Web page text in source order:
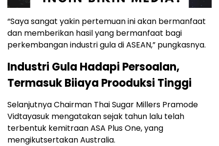
“Saya sangat yakin pertemuan ini akan bermanfaat
dan memberikan hasil yang bermanfaat bagi
perkembangan industri gula di ASEAN,” pungkasnya.
Industri Gula Hadapi Persoalan,
Termasuk Biiaya Prooduksi Tinggi
Selanjutnya Chairman Thai Sugar Millers Pramode
Vidtayasuk mengatakan sejak tahun lalu telah
terbentuk kemitraan ASA Plus One, yang
mengikutsertakan Australia.